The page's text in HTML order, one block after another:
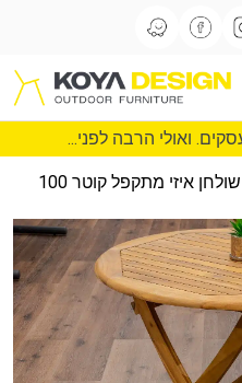
שולחן איזי מתקפל קוטר 100